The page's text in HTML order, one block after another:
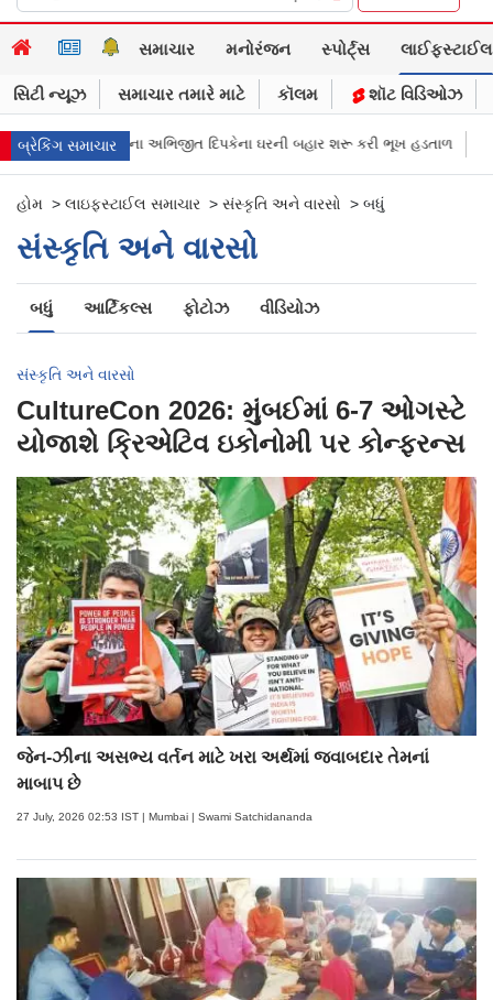
સમાચાર મનોરંજન સ્પોર્ટ્સ લાઈફસ્ટાઈલ
સિટી ન્યૂઝ સમાચાર તમારે માટે કૉલમ શૉટ વિડિઓઝ
બ્રેકિંગ સમાચાર
અભિજીત દિપકેના ઘરની બહાર શરૂ કરી ભૂખ હડતાળ અભિજીત દિપકેએ
હોમ > લાઇફસ્ટાઈલ સમાચાર > સંસ્કૃતિ અને વારસો > બધું
સંસ્કૃતિ અને વારસો
બધું આર્ટિકલ્સ ફોટોઝ વીડિયોઝ
સંસ્કૃતિ અને વારસો
CultureCon 2026: મુંબઈમાં 6-7 ઓગસ્ટે
યોજાશે ક્રિએટિવ ઇકોનોમી પર કોન્ફરન્સ
જેન-ઝીના અસભ્ય વર્તન માટે ખરા અર્થમાં જવાબદાર તેમનાં
માબાપ છે
27 July, 2026 02:53 IST | Mumbai | Swami Satchidananda